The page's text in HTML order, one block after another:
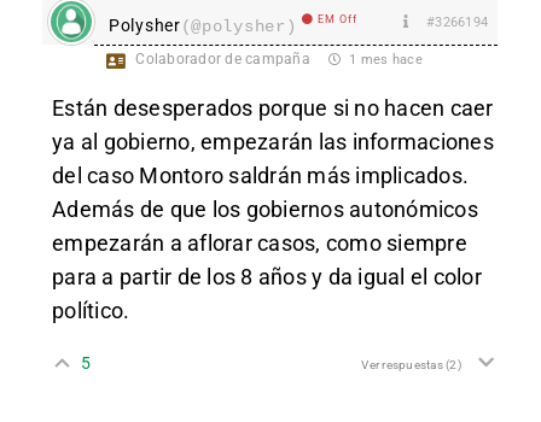
Polysher(@polysher) EM Off #3266194
Colaborador de campaña 1 mes hace
Están desesperados porque si no hacen caer
ya al gobierno, empezarán las informaciones
del caso Montoro saldrán más implicados.
Además de que los gobiernos autonómicos
empezarán a aflorar casos, como siempre
para a partir de los 8 años y da igual el color
político.
5 Ver respuestas(2)